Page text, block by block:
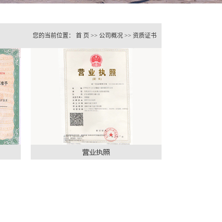
您的当前位置： 首 页 >> 公司概况 >> 资质证书